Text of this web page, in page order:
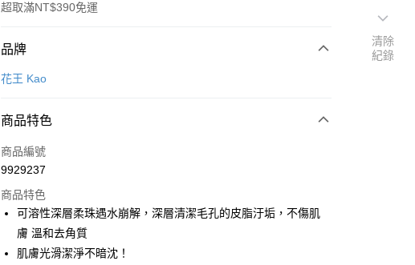
超取滿NT$390免運
付款方式
POYA支付
LINE Pay
Apple Pay
街口支付
悠遊付
品牌
花王 Kao
商品特色
商品編號
9929237
商品特色
可溶性深層柔珠遇水崩解，深層清潔毛孔的皮脂汙垢，不傷肌
膚 溫和去角質
肌膚光滑潔淨不暗沈！
清除
紀錄